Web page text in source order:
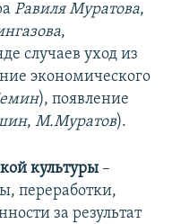
Равиля Муратова,
,
случаев уход из
экономического
), появление
, М.Муратов).
культуры –
переработки,
за результат